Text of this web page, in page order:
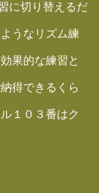
に切り替えるだ
うなリズム練
果的な練習と
得できるくら
１０３番はク